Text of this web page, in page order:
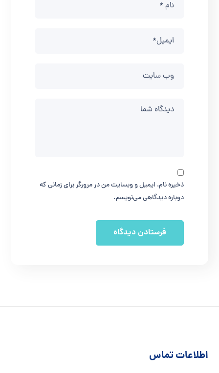
ذخیره نام، ایمیل و وبسایت من در مرورگر برای زمانی که
دوباره دیدگاهی می‌نویسم.
اطلاعات تماس